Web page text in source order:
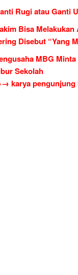
Rugi atau Ganti
Bisa Melakukan
Disebut “Yang
MBG
Sekolah
karya pengunjung